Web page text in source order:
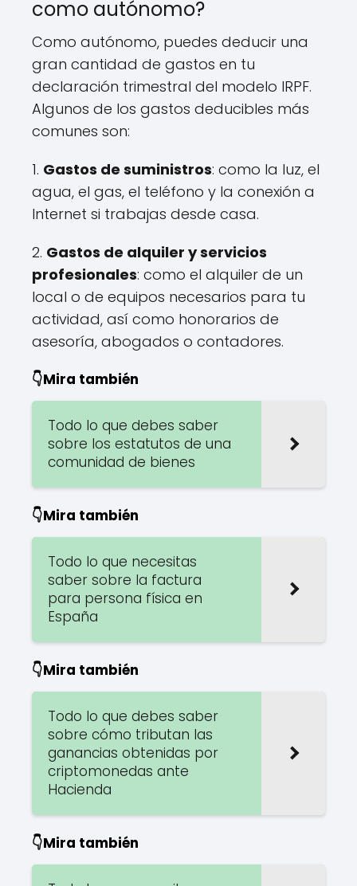
como autónomo?
Como autónomo, puedes deducir una
gran cantidad de gastos en tu
declaración trimestral del modelo IRPF.
Algunos de los gastos deducibles más
comunes son:
1. Gastos de suministros: como la luz, el
agua, el gas, el teléfono y la conexión a
Internet si trabajas desde casa.
2. Gastos de alquiler y servicios
profesionales: como el alquiler de un
local o de equipos necesarios para tu
actividad, así como honorarios de
asesoría, abogados o contadores.
👇Mira también
Todo lo que debes saber
sobre los estatutos de una
comunidad de bienes
👇Mira también
Todo lo que necesitas
saber sobre la factura
para persona física en
España
👇Mira también
Todo lo que debes saber
sobre cómo tributan las
ganancias obtenidas por
criptomonedas ante
Hacienda
👇Mira también